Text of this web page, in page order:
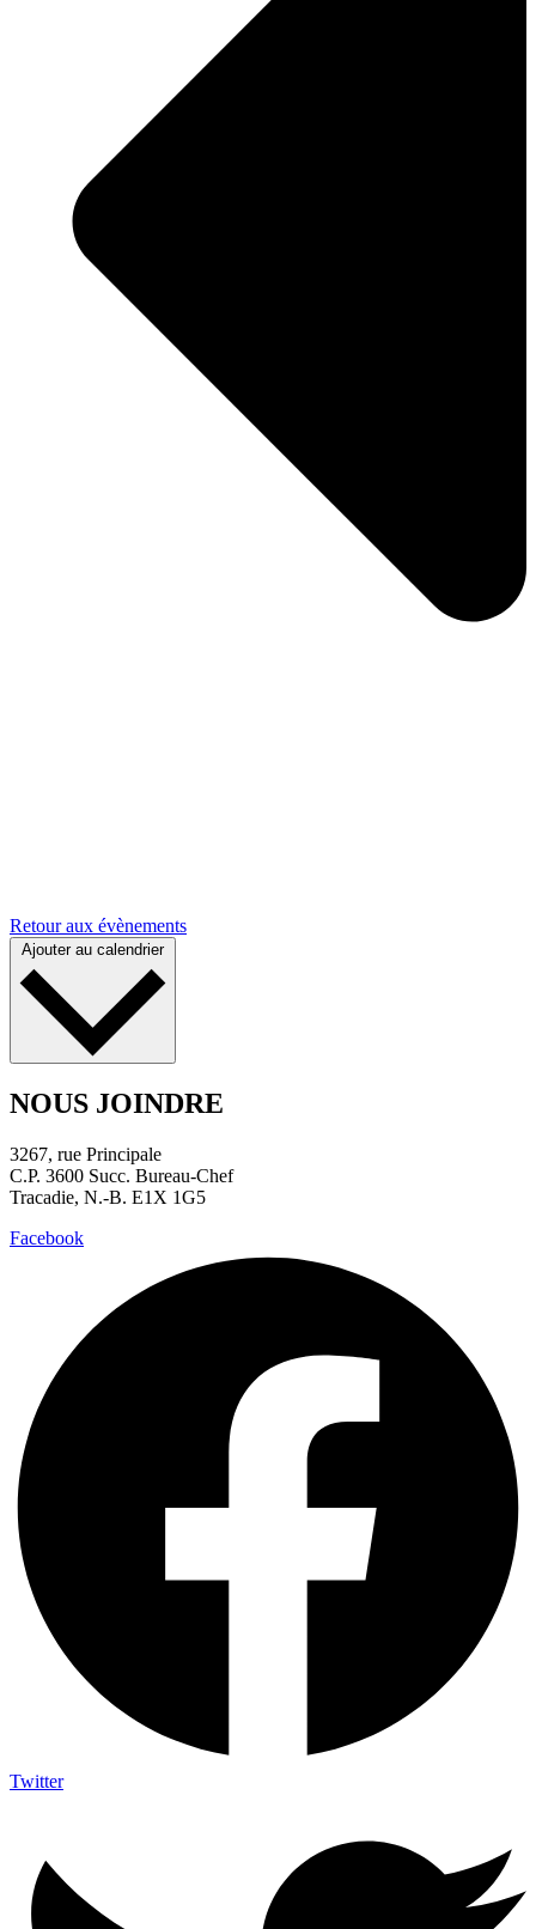
Retour aux évènements
Ajouter au calendrier
NOUS JOINDRE
3267, rue Principale
C.P. 3600 Succ. Bureau-Chef
Tracadie, N.-B. E1X 1G5
Facebook
Twitter